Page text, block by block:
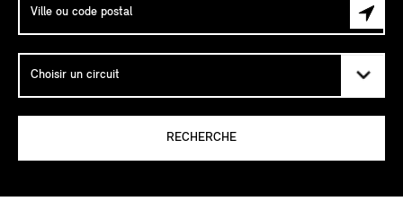
RECHERCHE